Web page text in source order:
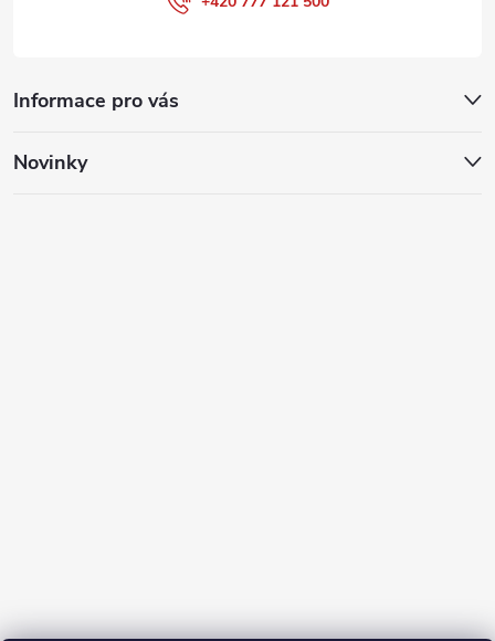
Informace pro vás
Novinky